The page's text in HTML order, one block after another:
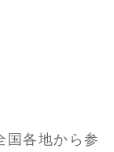
国各地から参